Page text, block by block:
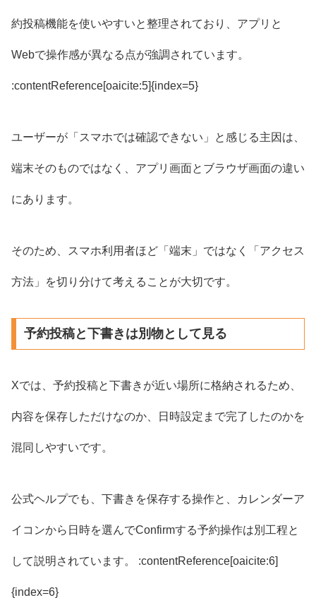
約投稿機能を使いやすいと整理されており、アプリと
Webで操作感が異なる点が強調されています。
:contentReference[oaicite:5]{index=5}
ユーザーが「スマホでは確認できない」と感じる主因は、
端末そのものではなく、アプリ画面とブラウザ画面の違い
にあります。
そのため、スマホ利用者ほど「端末」ではなく「アクセス
方法」を切り分けて考えることが大切です。
予約投稿と下書きは別物として見る
Xでは、予約投稿と下書きが近い場所に格納されるため、
内容を保存しただけなのか、日時設定まで完了したのかを
混同しやすいです。
公式ヘルプでも、下書きを保存する操作と、カレンダーア
イコンから日時を選んでConfirmする予約操作は別工程と
して説明されています。 :contentReference[oaicite:6]
{index=6}